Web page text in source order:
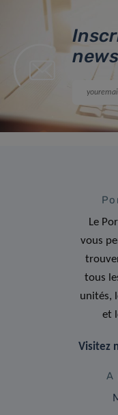
Le
vous
tous
unités,
et
Visitez
A